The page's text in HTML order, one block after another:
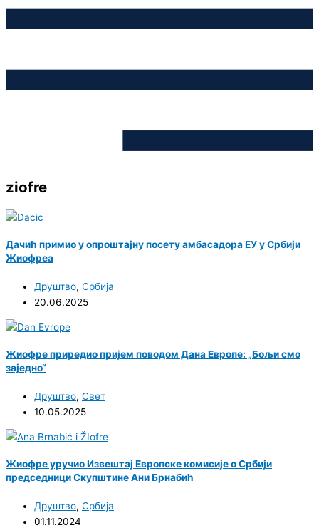
ziofre
Дачић примио у опроштајну посету амбасадора ЕУ у Србији
Жиофреа
Друштво, Србија
20.06.2025
Жиофре приредио пријем поводом Дана Европе: „Бољи смо
заједно“
Друштво, Свет
10.05.2025
Жиофре уручио Извештај Европске комисије о Србији
председници Скупштине Ани Брнабић
Друштво, Србија
01.11.2024